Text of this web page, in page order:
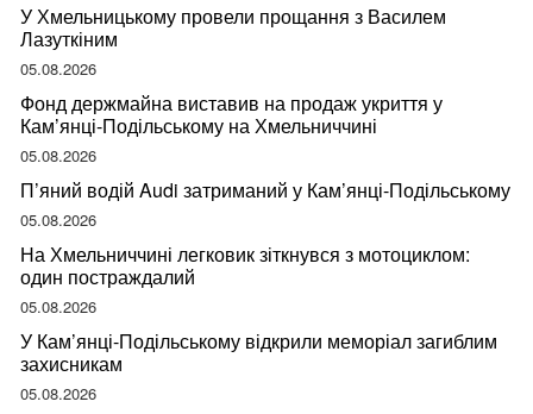
У Хмельницькому провели прощання з Василем
Лазуткіним
05.08.2026
Фонд держмайна виставив на продаж укриття у
Кам’янці-Подільському на Хмельниччині
05.08.2026
П’яний водій Audi затриманий у Кам’янці-Подільському
05.08.2026
На Хмельниччині легковик зіткнувся з мотоциклом:
один постраждалий
05.08.2026
У Кам’янці-Подільському відкрили меморіал загиблим
захисникам
05.08.2026